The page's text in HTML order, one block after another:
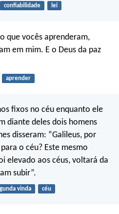
confiabilidade lei
que vocês aprenderam,
em mim. E o Deus da paz
aprender
fixos no céu enquanto ele
diante deles dois homens
disseram: “Galileus, por
o céu? Este mesmo
elevado aos céus, voltará da
subir”.
vinda céu